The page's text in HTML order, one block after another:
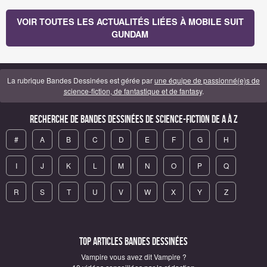
VOIR TOUTES LES ACTUALITÉS LIÉES À MOBILE SUIT
GUNDAM
La rubrique Bandes Dessinées est gérée parune équipe de passionné(e)s de
science-fiction, de fantastique et de fantasy.
Recherche de Bandes Dessinées de science-fiction de A à Z
# A B C D E F G H
I J K L M N O P Q
R S T U V W X Y Z
Top articles Bandes Dessinées
Vampire vous avez dit Vampire ?